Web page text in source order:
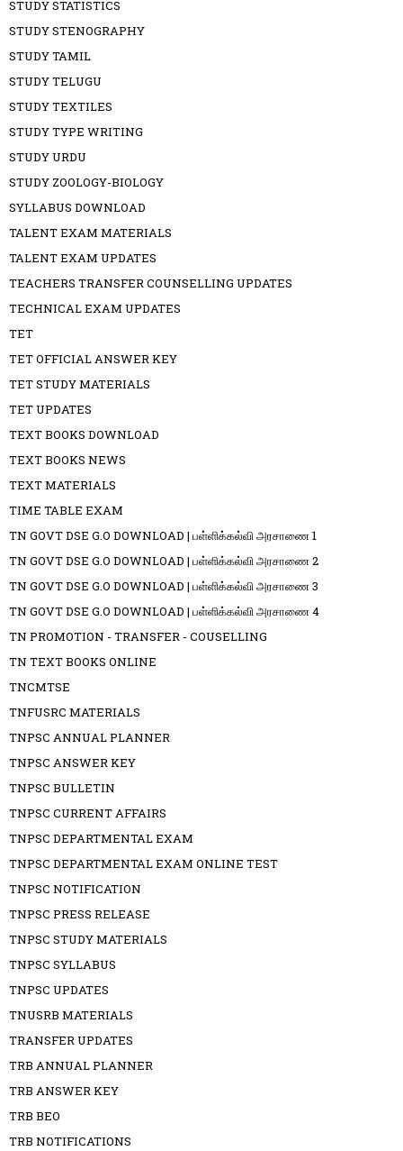
STUDY STATISTICS
STUDY STENOGRAPHY
STUDY TAMIL
STUDY TELUGU
STUDY TEXTILES
STUDY TYPE WRITING
STUDY URDU
STUDY ZOOLOGY-BIOLOGY
SYLLABUS DOWNLOAD
TALENT EXAM MATERIALS
TALENT EXAM UPDATES
TEACHERS TRANSFER COUNSELLING UPDATES
TECHNICAL EXAM UPDATES
TET
TET OFFICIAL ANSWER KEY
TET STUDY MATERIALS
TET UPDATES
TEXT BOOKS DOWNLOAD
TEXT BOOKS NEWS
TEXT MATERIALS
TIME TABLE EXAM
TN GOVT DSE G.O DOWNLOAD | பள்ளிக்கல்வி அரசாணை 1
TN GOVT DSE G.O DOWNLOAD | பள்ளிக்கல்வி அரசாணை 2
TN GOVT DSE G.O DOWNLOAD | பள்ளிக்கல்வி அரசாணை 3
TN GOVT DSE G.O DOWNLOAD | பள்ளிக்கல்வி அரசாணை 4
TN PROMOTION - TRANSFER - COUSELLING
TN TEXT BOOKS ONLINE
TNCMTSE
TNFUSRC MATERIALS
TNPSC ANNUAL PLANNER
TNPSC ANSWER KEY
TNPSC BULLETIN
TNPSC CURRENT AFFAIRS
TNPSC DEPARTMENTAL EXAM
TNPSC DEPARTMENTAL EXAM ONLINE TEST
TNPSC NOTIFICATION
TNPSC PRESS RELEASE
TNPSC STUDY MATERIALS
TNPSC SYLLABUS
TNPSC UPDATES
TNUSRB MATERIALS
TRANSFER UPDATES
TRB ANNUAL PLANNER
TRB ANSWER KEY
TRB BEO
TRB NOTIFICATIONS